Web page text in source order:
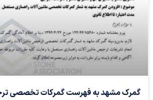
گمرک مشهد به فهرست گمرکات تخصصی